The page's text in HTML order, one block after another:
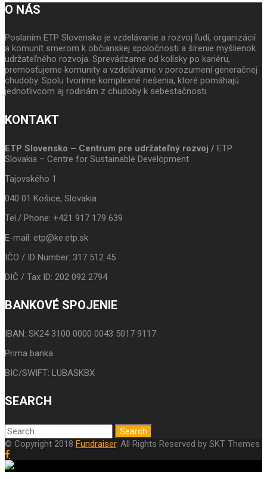
O NÁS
Poslaním ETP Slovensko je vzdelávanie a rozvoj ľudí, organizácií
a komunít smerom k občianskej spoločnosti a šírenie myšlienok
udržateľného rozvoja. Sprevádzame od kolísky po kariéru,
premosťujeme komunity a vzdelávame v porozumení generačnej
chudoby. Spolu tvoríme komplexné riešenia, ktoré pomáhajú
jednotlivcom aj rodinám z chudoby k sebestačnosti.
KONTAKT
ETP Slovensko – Centrum pre udržateľný rozvoj / ETP
Slovakia – Centre for Sustainable Development
Tajovského 1
040 01 Košice, Slovakia
Tel./ Phone: +421 917 179 639
E-mail: etp@ke.etp.sk
IČO / ID Number: 317 512 45
DIČ / Tax ID: 202 092 2794
BANKOVÉ SPOJENIE
IBAN: SK24 3100 0000 0043 5017 9117
Prima banka
BIC/SWIFT: LUBASKBX
SEARCH
© Copyright 2018 Fundraiser. All Rights Reserved by SKT Themes